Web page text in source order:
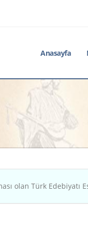
Anasayfa
olan Türk Edebiyatı